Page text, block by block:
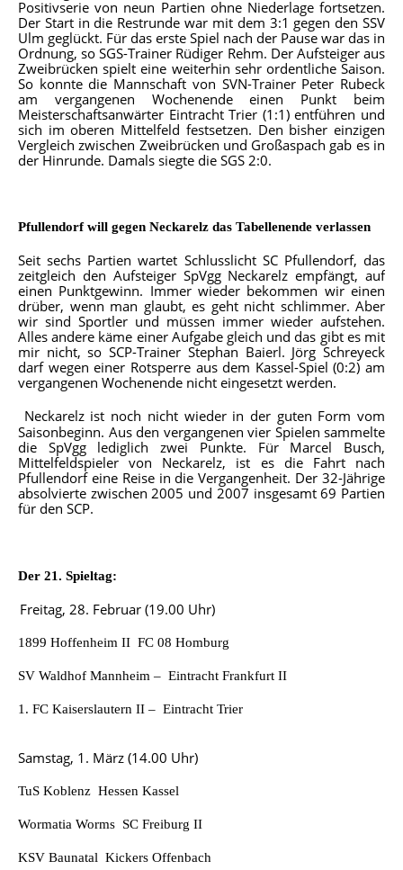
Positivserie von neun Partien ohne Niederlage fortsetzen.
Der Start in die Restrunde war mit dem 3:1 gegen den SSV
Ulm geglückt. Für das erste Spiel nach der Pause war das in
Ordnung, so SGS-Trainer Rüdiger Rehm. Der Aufsteiger aus
Zweibrücken spielt eine weiterhin sehr ordentliche Saison.
So konnte die Mannschaft von SVN-Trainer Peter Rubeck
am vergangenen Wochenende einen Punkt beim
Meisterschaftsanwärter Eintracht Trier (1:1) entführen und
sich im oberen Mittelfeld festsetzen. Den bisher einzigen
Vergleich zwischen Zweibrücken und Großaspach gab es in
der Hinrunde. Damals siegte die SGS 2:0.
Pfullendorf will gegen Neckarelz das Tabellenende verlassen
Seit sechs Partien wartet Schlusslicht SC Pfullendorf, das
zeitgleich den Aufsteiger SpVgg Neckarelz empfängt, auf
einen Punktgewinn. Immer wieder bekommen wir einen
drüber, wenn man glaubt, es geht nicht schlimmer. Aber
wir sind Sportler und müssen immer wieder aufstehen.
Alles andere käme einer Aufgabe gleich und das gibt es mit
mir nicht, so SCP-Trainer Stephan Baierl. Jörg Schreyeck
darf wegen einer Rotsperre aus dem Kassel-Spiel (0:2) am
vergangenen Wochenende nicht eingesetzt werden.
Neckarelz ist noch nicht wieder in der guten Form vom
Saisonbeginn. Aus den vergangenen vier Spielen sammelte
die SpVgg lediglich zwei Punkte. Für Marcel Busch,
Mittelfeldspieler von Neckarelz, ist es die Fahrt nach
Pfullendorf eine Reise in die Vergangenheit. Der 32-Jährige
absolvierte zwischen 2005 und 2007 insgesamt 69 Partien
für den SCP.
Der 21. Spieltag:
Freitag, 28. Februar (19.00 Uhr)
1899 Hoffenheim II  FC 08 Homburg
SV Waldhof Mannheim – Eintracht Frankfurt II
1. FC Kaiserslautern II – Eintracht Trier
Samstag, 1. März (14.00 Uhr)
TuS Koblenz  Hessen Kassel
Wormatia Worms  SC Freiburg II
KSV Baunatal  Kickers Offenbach